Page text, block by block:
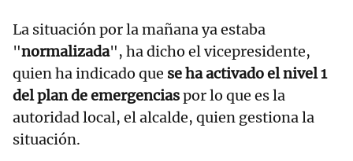
La situación por la mañana ya estaba
"normalizada", ha dicho el vicepresidente,
quien ha indicado que se ha activado el nivel 1
del plan de emergenciaspor lo que es la
autoridad local, el alcalde, quien gestiona la
situación.